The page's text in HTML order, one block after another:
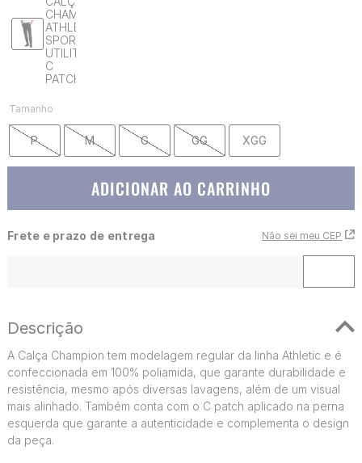
Tamanho
P M G GG XGG
ADICIONAR AO CARRINHO
Frete e prazo de entrega Não sei meu CEP
Descrição
A Calça Champion tem modelagem regular da linha Athletic e é
confeccionada em 100% poliamida, que garante durabilidade e
resistência, mesmo após diversas lavagens, além de um visual
mais alinhado. Também conta com o C patch aplicado na perna
esquerda que garante a autenticidade e complementa o design
da peça.